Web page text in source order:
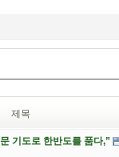
제목
기도로 한반도를 품다,”